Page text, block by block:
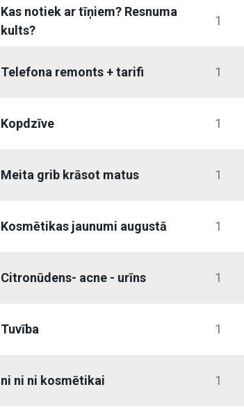
Kas notiek ar tīņiem? Resnuma
kults?
1
Telefona remonts + tarifi 1
Kopdzīve 1
Meita grib krāsot matus 1
Kosmētikas jaunumi augustā 1
Citronūdens- acne - urīns 1
Tuvība 1
ni ni ni kosmētikai 1